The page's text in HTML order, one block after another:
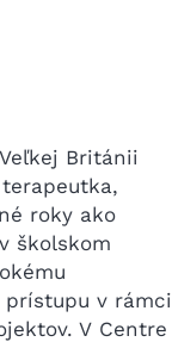
Británii
roky ako
školskom
v rámci
V Centre